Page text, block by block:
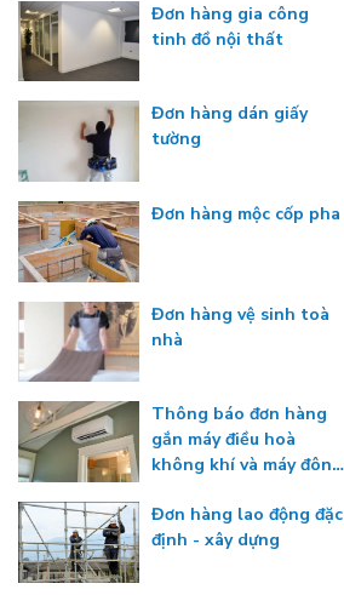
Đơn hàng gia công
tinh đồ nội thất
Đơn hàng dán giấy
tường
Đơn hàng mộc cốp pha
Đơn hàng vệ sinh toà
nhà
Thông báo đơn hàng
gắn máy điều hoà
không khí và máy đông
Đơn hàng lao động đặc
định - xây dựng